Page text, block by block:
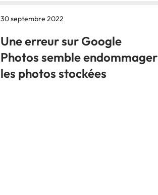
30 septembre 2022
Une erreur sur Google
Photos semble endommager
les photos stockées